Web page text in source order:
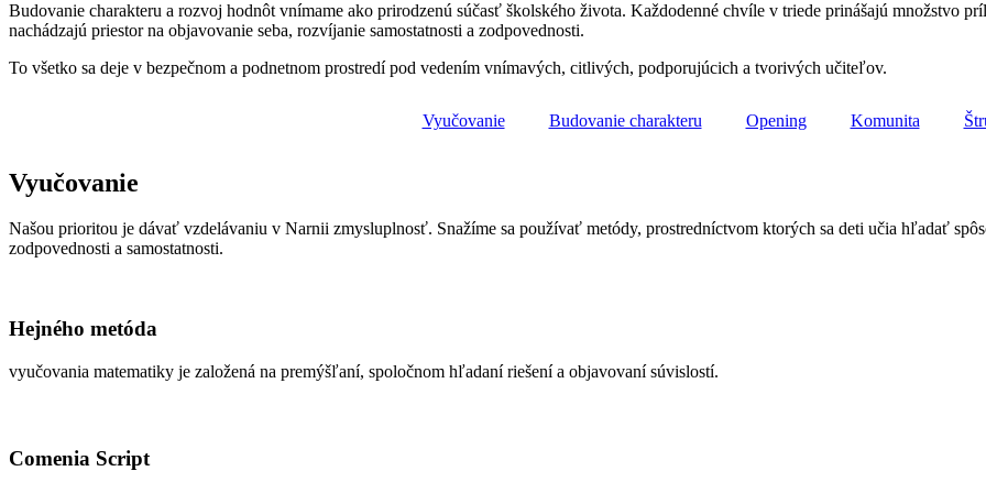
Budovanie charakteru a rozvoj hodnôt vnímame ako prirodzenú súčasť školského života. Každodenné chvíle v triede prinášajú množstvo
nachádzajú priestor na objavovanie seba, rozvíjanie samostatnosti a zodpovednosti.
To všetko sa deje v bezpečnom a podnetnom prostredí pod vedením vnímavých, citlivých, podporujúcich a tvorivých učiteľov.
Vyučovanie Budovanie charakteru Opening Komunita
Vyučovanie
Našou prioritou je dávať vzdelávaniu v Narnii zmysluplnosť. Snažíme sa používať metódy, prostredníctvom ktorých sa deti učia hľadať
zodpovednosti a samostatnosti.
Hejného metóda
vyučovania matematiky je založená na premýšľaní, spoločnom hľadaní riešení a objavovaní súvislostí.
Comenia Script